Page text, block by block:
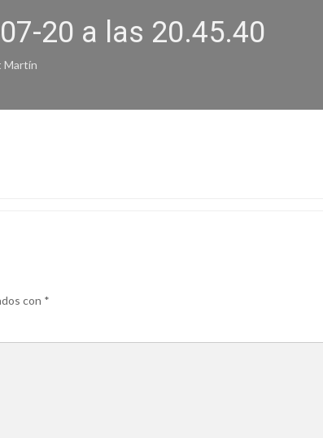
20 a las 20.45.40
Martín
con *